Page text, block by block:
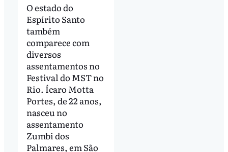
O estado do
Espírito Santo
também
comparece com
diversos
assentamentos no
Festival do MST no
Rio. Ícaro Motta
Portes, de 22 anos,
nasceu no
assentamento
Zumbi dos
Palmares, em São